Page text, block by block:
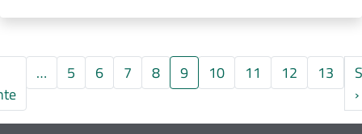
Pagina precedente
… 5 6 7 8 9 10 11 12 13
›